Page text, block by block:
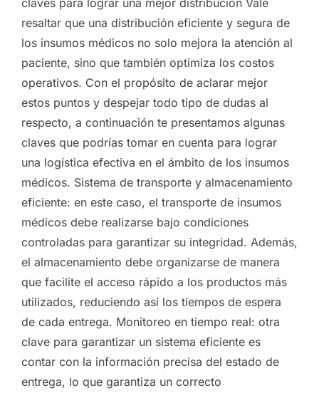
resaltar que una distribución eficiente y segura de
los insumos médicos no solo mejora la atención al
paciente, sino que también optimiza los costos
operativos. Con el propósito de aclarar mejor
estos puntos y despejar todo tipo de dudas al
respecto, a continuación te presentamos algunas
claves que podrías tomar en cuenta para lograr
una logística efectiva en el ámbito de los insumos
médicos. Sistema de transporte y almacenamiento
eficiente: en este caso, el transporte de insumos
médicos debe realizarse bajo condiciones
controladas para garantizar su integridad. Además,
el almacenamiento debe organizarse de manera
que facilite el acceso rápido a los productos más
utilizados, reduciendo así los tiempos de espera
de cada entrega. Monitoreo en tiempo real: otra
clave para garantizar un sistema eficiente es
contar con la información precisa del estado de
entrega, lo que garantiza un correcto